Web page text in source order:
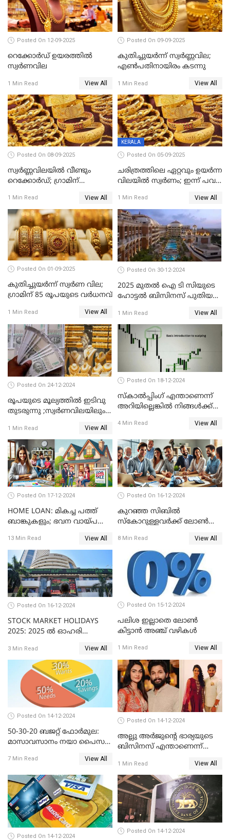
Posted On 12-09-2025
റെക്കോര്‍ഡ് ഉയരത്തിൽ
സ്വര്‍ണവില
1 Min Read View All
Posted On 09-09-2025
കുതിച്ചുയർന്ന് സ്വർണ്ണവില;
എണ്‍പതിനായിരം കടന്നു
1 Min Read View All
Posted On 08-09-2025
സ്വർണ്ണവിലയിൽ വീണ്ടും
റെക്കോർഡ്; ഗ്രാമിന്
രൂപ മാത്രം കുറവ്
1 Min Read View All
KERALA
Posted On 05-09-2025
ചരിത്രത്തിലെ ഏറ്റവും ഉയർന്ന
വിലയിൽ സ്വർണം; ഇന്ന് പവന്
1 Min Read View All
Posted On 01-09-2025
കുതിച്ചുയർന്ന് സ്വർണ വില;
ഗ്രാമിന് 85 രൂപയുടെ വർധനവ്
1 Min Read View All
Posted On 30-12-2024
2025 മുതൽ ഐ ടി സിയുടെ
ഹോട്ടൽ ബിസിനസ് പുതിയ
ഉടമകൾ അറിയേണ്ട
കാര്യങ്ങൾ
1 Min Read View All
Posted On 24-12-2024
രൂപയുടെ മൂല്യത്തില്‍ ഇടിവു
തുടരുന്നു ;സ്വര്‍ണവിലയിലും
1 Min Read View All
Posted On 18-12-2024
സ്കാൽപ്പിംഗ് എന്താണെന്ന്
അറിയില്ലെങ്കിൽ നിങ്ങൾക്ക്
4 Min Read View All
Posted On 17-12-2024
HOME LOAN: മികച്ച പത്ത്
ബാങ്കുകളും; ഭവന വായ്പ
13 Min Read View All
Posted On 16-12-2024
കുറഞ്ഞ സിബിൽ
സ്കോറുള്ളവർക്ക് ലോൺ
8 Min Read View All
Posted On 16-12-2024
STOCK MARKET HOLIDAYS
2025: 2025 ൽ ഓഹരി
ദിനങ്ങൾ
3 Min Read View All
Posted On 15-12-2024
പലിശ ഇല്ലാതെ ലോൺ
കിട്ടാൻ അഞ്ച് വഴികൾ
1 Min Read View All
Posted On 14-12-2024
50-30-20 ബജറ്റ് ഫോർമുല:
മാസാവസാനം നയാ പൈസ
7 Min Read View All
Posted On 14-12-2024
അല്ലു അർജുൻ്റെ ഭാര്യയുടെ
ബിസിനസ് എന്താണെന്ന്
1 Min Read View All
Posted On 14-12-2024
Posted On 14-12-2024